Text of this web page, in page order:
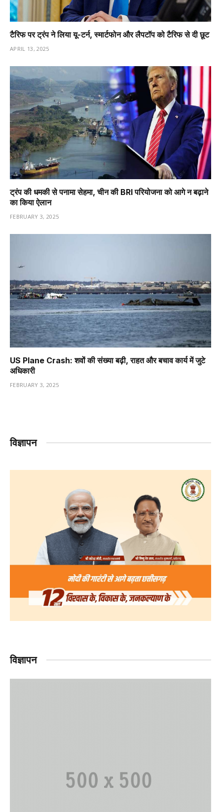
टैरिफ पर ट्रंप ने लिया यू-टर्न, स्मार्टफोन और लैपटॉप को टैरिफ से दी छूट
APRIL 13, 2025
ट्रंप की धमकी से पनामा सेहमा, चीन की BRI परियोजना को आगे न बढ़ाने
का किया ऐलान
FEBRUARY 3, 2025
US Plane Crash: शवों की संख्या बढ़ी, राहत और बचाव कार्य में जुटे
अधिकारी
FEBRUARY 3, 2025
विज्ञापन
विज्ञापन